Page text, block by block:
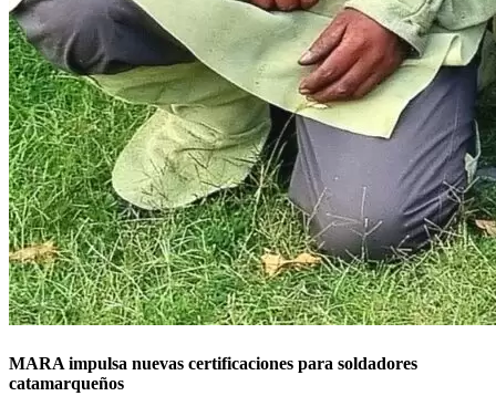
MARA impulsa nuevas certificaciones para soldadores
catamarqueños